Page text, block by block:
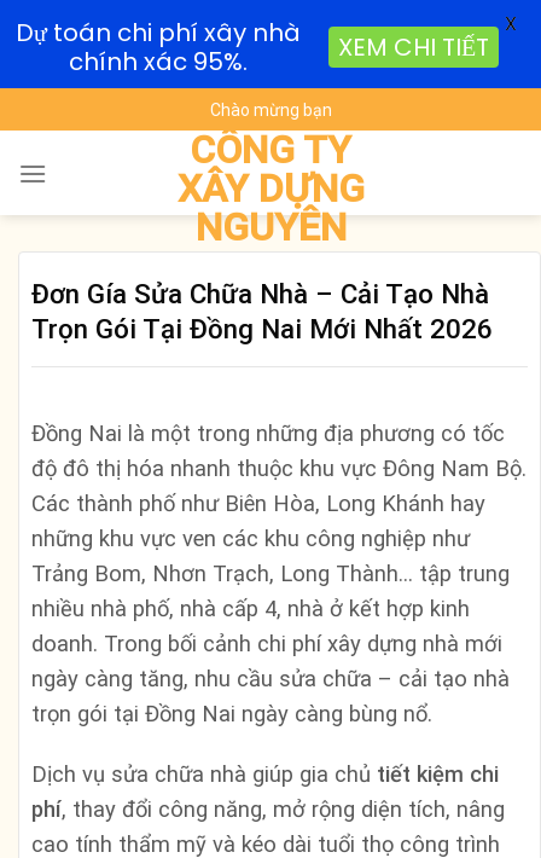
to
content
Chào mừng bạn
CÔNG TY
XÂY DỰNG
NGUYÊN
Đơn Gía Sửa Chữa Nhà – Cải Tạo Nhà
Trọn Gói Tại Đồng Nai Mới Nhất 2026
Đồng Nai là một trong những địa phương có tốc
độ đô thị hóa nhanh thuộc khu vực Đông Nam Bộ.
Các thành phố như Biên Hòa, Long Khánh hay
những khu vực ven các khu công nghiệp như
Trảng Bom, Nhơn Trạch, Long Thành… tập trung
nhiều nhà phố, nhà cấp 4, nhà ở kết hợp kinh
doanh. Trong bối cảnh chi phí xây dựng nhà mới
ngày càng tăng, nhu cầu sửa chữa – cải tạo nhà
trọn gói tại Đồng Nai ngày càng bùng nổ.
Dịch vụ sửa chữa nhà giúp gia chủ tiết kiệm chi
phí, thay đổi công năng, mở rộng diện tích, nâng
cao tính thẩm mỹ và kéo dài tuổi thọ công trình
Dự toán chi phí xây nhà
chính xác 95%.
XEM CHI TIẾT
X